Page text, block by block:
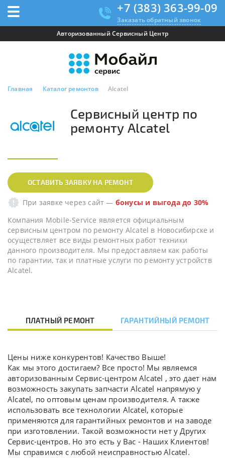
+7 (383) 363-99-09
Заказать обратный звонок
Авторизованный Сервисный Центр
Главная Каталог ремонтов Alcatel
Сервисный центр по
ремонту Alcatel
ОСТАВИТЬ ЗАЯВКУ НА РЕМОНТ
При заявке через сайт — бонусы и выгода до 30%
Компания Mobile-Service является официальным
сервисным центром по ремонту Alcatel в Новосибирске и
осуществляет все виды ремонтных работ техники
данного производителя. Мы предоставляем как работы
по гарантии, так и платные услуги по ремонту устройств
Alcatel.
ПЛАТНЫЙ РЕМОНТ ГАРАНТИЙНЫЙ РЕМОНТ
Цены ниже конкурентов! Качество Выше!
Как мы этого достигаем? Все просто! Мы являемся
авторизованным Сервис-центром Alcatel , это дает нам
возможность закупать запчасти Alcatel напрямую у
Alcatel, по оптовым ценам производителя. А также
использовать все технологии Alcatel, которые
применяются для гарантийных ремонтов и на заводе
при изготовлении. Такой возможности нет у Других
Сервис-центров. Но это есть у Вас - Наших Клиентов!
Мы справимся с любой неисправностью Alcatel.